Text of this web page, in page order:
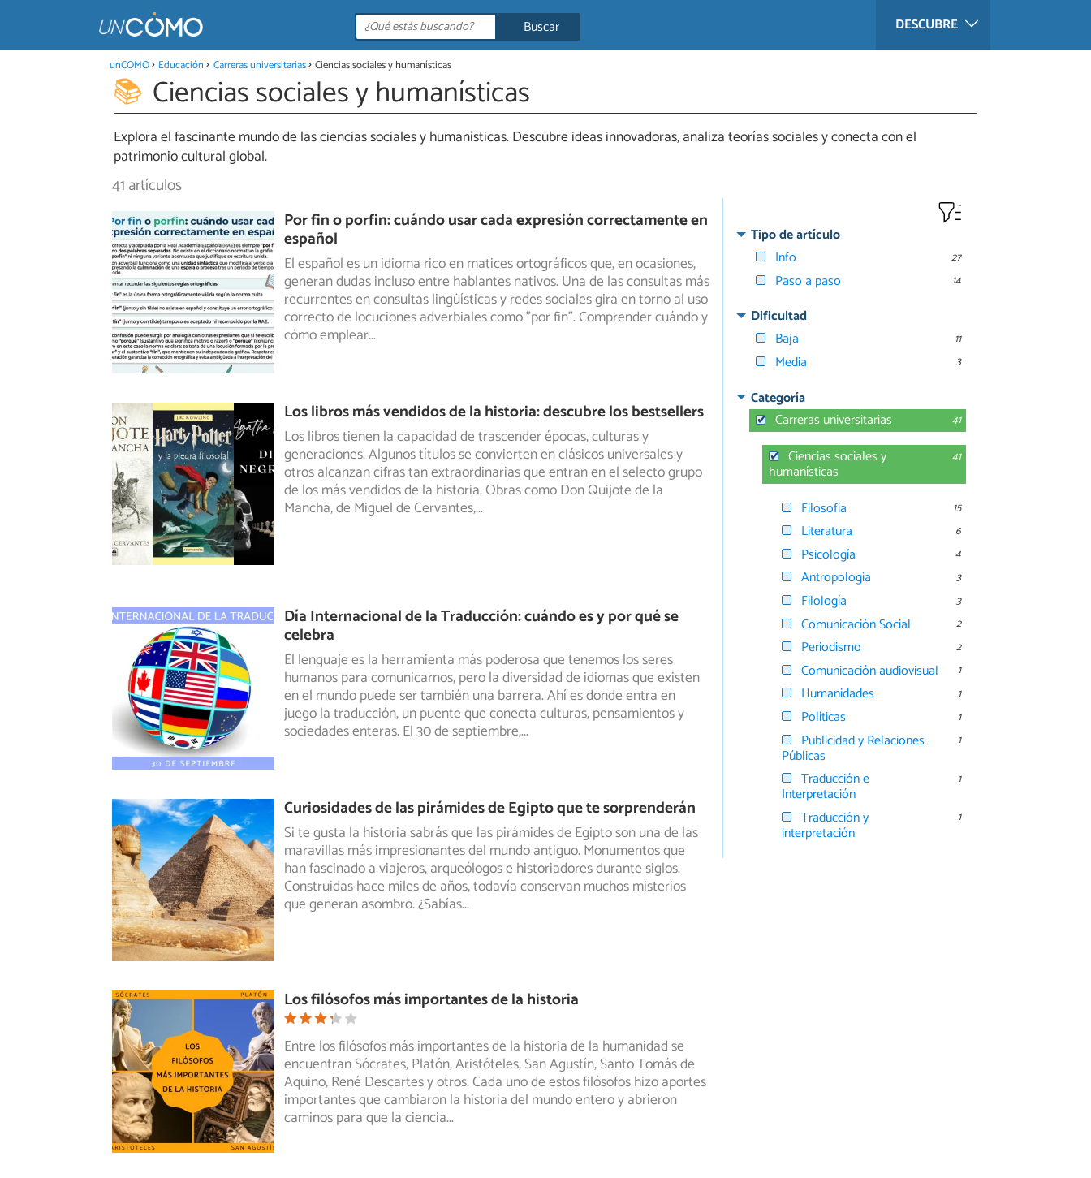
DESCUBRE
Buscar
unCOMO Educación Carreras universitarias Ciencias sociales y humanísticas
Ciencias sociales y humanísticas
Explora el fascinante mundo de las ciencias sociales y humanísticas. Descubre ideas innovadoras, analiza teorías sociales y conecta con el
patrimonio cultural global.
41 artículos
Por fin o porfin: cuándo usar cada expresión correctamente en
español
El español es un idioma rico en matices ortográficos que, en ocasiones,
generan dudas incluso entre hablantes nativos. Una de las consultasmás
recurrentes en consultas lingüísticas y redes sociales gira en torno al uso
correcto de locuciones adverbiales como "por fin". Comprender cuándo y
cómo emplear...
Los libros más vendidos de la historia: descubre los bestsellers
Los libros tienen la capacidad de trascender épocas, culturas y
generaciones. Algunos títulos se convierten en clásicos universales y
otrosalcanzan cifras tan extraordinarias que entran en el selecto grupo
de los más vendidos de la historia. Obras como Don Quijote de la
Mancha, de Miguel de Cervantes,...
Día Internacional de la Traducción: cuándo es y por qué se
celebra
El lenguaje es la herramienta más poderosa que tenemos los seres
humanos para comunicarnos, pero la diversidad de idiomas que existen
en el mundo puede ser también una barrera. Ahí es donde entra en
juego la traducción, un puente que conecta culturas, pensamientos y
sociedades enteras. El 30 de septiembre,...
Curiosidades de las pirámides de Egipto que te sorprenderán
Si te gusta la historia sabrás que las pirámides de Egipto son una de las
maravillas más impresionantes del mundo antiguo. Monumentos que
hanfascinado a viajeros, arqueólogos e historiadores durante siglos.
Construidas hace miles de años, todavía conservan muchos misterios
que generan asombro. ¿Sabías...
Los filósofos más importantes de la historia
Entre los filósofos más importantes de la historia de la humanidad se
encuentran Sócrates, Platón, Aristóteles, San Agustín, Santo Tomás de
Aquino, René Descartes y otros. Cada uno de estos filósofos hizo aportes
importantes que cambiaron la historia del mundo entero y abrieron
caminos para que la ciencia...
Tipo de artículo
Info
27
Paso a paso 14
Dificultad
Baja
11
Media 3
Categoría
Carreras universitarias
41
Ciencias sociales y
humanísticas
41
Filosofía 15
Literatura 6
Psicología 4
Antropología 3
Filología 3
Comunicación Social 2
Periodismo 2
Comunicación audiovisual 1
Humanidades 1
Políticas 1
Publicidad y Relaciones
Públicas
1
Traducción e
Interpretación
1
Traducción y
interpretación
1